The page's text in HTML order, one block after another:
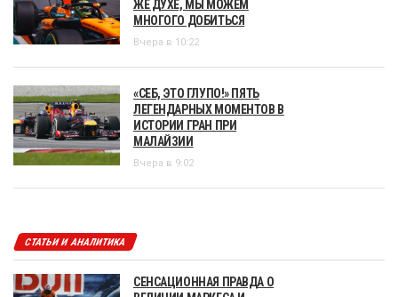
ЖЕ ДУХЕ, МЫ МОЖЕМ
МНОГОГО ДОБИТЬСЯ
Вчера в 10:22
«СЕБ, ЭТО ГЛУПО!» ПЯТЬ
ЛЕГЕНДАРНЫХ МОМЕНТОВ В
ИСТОРИИ ГРАН ПРИ
МАЛАЙЗИИ
Вчера в 9:02
СТАТЬИ И АНАЛИТИКА
СЕНСАЦИОННАЯ ПРАВДА О